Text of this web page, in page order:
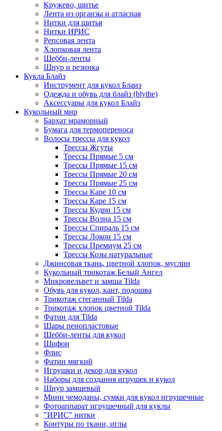
Кружево, шитье
Лента из органзы и атласная
Нитки для шитья
Нитки ИРИС
Репсовая лента
Хлопковая лента
Шебби-ленты
Шнур и резинка
Кукла Блайз
Инструмент для кукол Блаиз
Одежда и обувь для блайз (blythe)
Аксессуары для кукол Блайз
Кукольный мир
Бархат мраморный
Бумага для термопереноса
Волосы трессы для кукол
Трессы Жгуты
Трессы Прямые 5 см
Трессы Прямые 15 см
Трессы Прямые 20 см
Трессы Прямые 25 см
Трессы Каре 10 см
Трессы Каре 15 см
Трессы Кудри 15 см
Трессы Волна 15 см
Трессы Спираль 15 см
Трессы Локон 15 см
Трессы Премиум 25 см
Трессы Козы натуральные
Джинсовая ткань, цветной хлопок, муслин
Кукольный трикотаж Белый Ангел
Микровельвет и замша Tilda
Обувь для кукол, кант, подошва
Трикотаж стеганный Tilda
Трикотаж хлопок цветной Tilda
Фатин для Tilda
Шары пенопластовые
Шебби-ленты для кукол
Шифон
Флис
Фатин мягкий
Игрушки и декор для кукол
Наборы для создания игрушек и кукол
Шнур замшевый
Мини чемоданы, сумки для кукол игрушечные
Фотоаппарат игрушечный для куклы
"ИРИС" нитки
Контуры по ткани, иглы